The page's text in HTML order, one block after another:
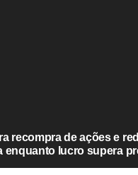
recompra de ações e
enquanto lucro supera